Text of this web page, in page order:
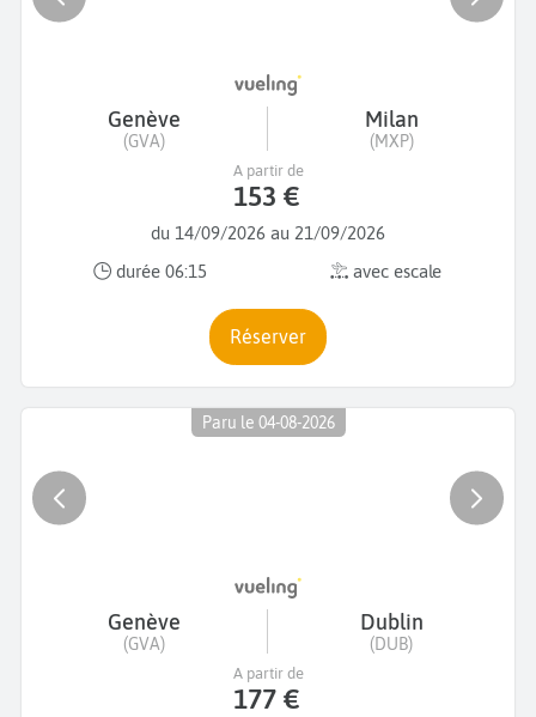
Genève
(GVA)
Milan
(MXP)
du 14/09/2026 au 21/09/2026
durée 06:15
avec escale
A partir de
153 €
Réserver
Paru le 04-08-2026
Genève
(GVA)
Dublin
(DUB)
A partir de
177 €